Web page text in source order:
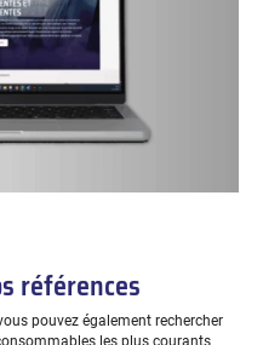
références
pouvez également rechercher
les plus courants